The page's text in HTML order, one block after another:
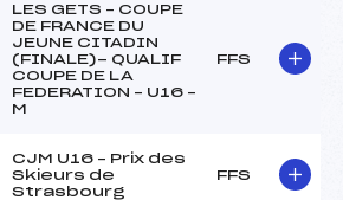
LES GETS – COUPE
DE FRANCE DU
JEUNE CITADIN
(FINALE)- QUALIF
COUPE DE LA
FEDERATION – U16 –
M
FFS
CJM U16 – Prix des
Skieurs de
Strasbourg
FFS